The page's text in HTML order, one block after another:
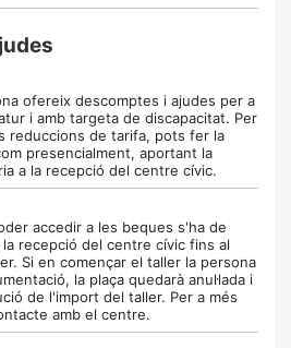
ofereix descomptes i ajudes per a
i amb targeta de discapacitat. Per
reduccions de tarifa, pots fer la
presencialment, aportant la
a la recepció del centre cívic.
accedir a les beques s'ha de
recepció del centre cívic fins al
Si en començar el taller la persona
la plaça quedarà anul·lada i
de l'import del taller. Per a més
amb el centre.